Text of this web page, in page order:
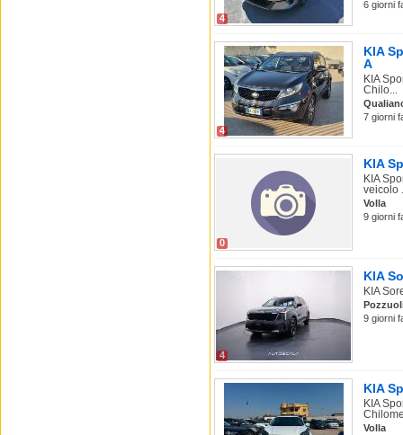
4
6 giorni
4
KIA
A
KIA
Chilo...
7 giorni
0
KIA
KIA
veicolo
Volla
9 giorni
4
KIA
KIA
9 giorni
KIA
KIA
Volla